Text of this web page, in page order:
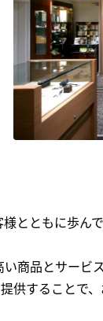
とともに歩ん
商品とサービ
供することで